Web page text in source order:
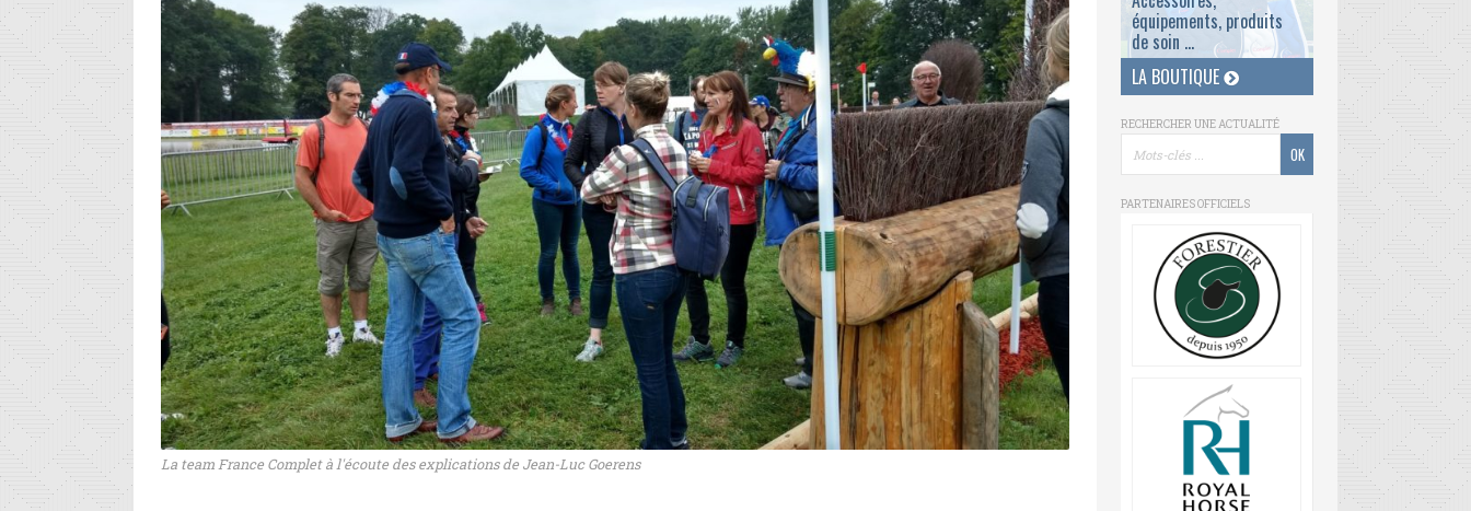
La team France Complet à l'écoute des explications de Jean-Luc Goerens
équipements, produits
de soin ...
LA BOUTIQUE
RECHERCHER UNE ACTUALITÉ
PARTENAIRES OFFICIELS